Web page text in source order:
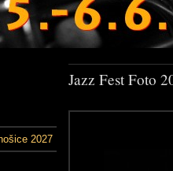
2027
Jazz Fest Foto